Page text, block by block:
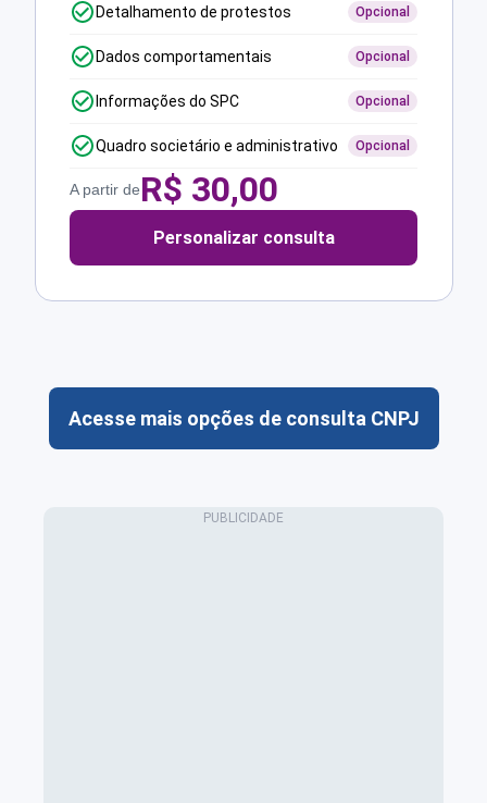
Detalhamento de protestos Opcional
Dados comportamentais Opcional
Informações do SPC Opcional
Quadro societário e administrativo Opcional
A partir deR$ 30,00
Personalizar consulta
Acesse mais opções de consulta CNPJ